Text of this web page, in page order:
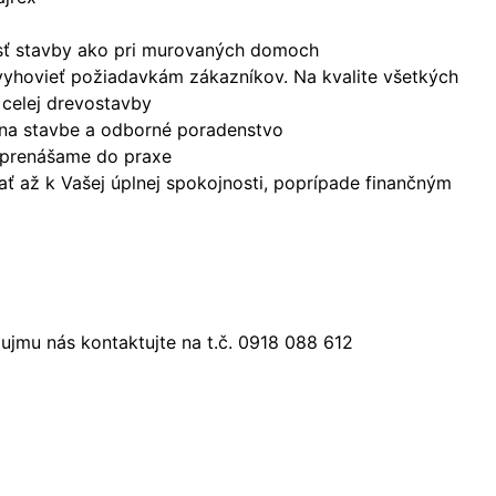
stavby ako pri murovaných domoch
požiadavkám zákazníkov. Na kvalite všetkých
drevostavby
stavbe a odborné poradenstvo
do praxe
až k Vašej úplnej spokojnosti, poprípade finančným
nás kontaktujte na t.č. 0918 088 612